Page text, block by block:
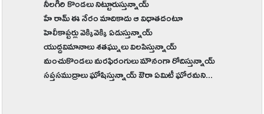
నీలగిరి కొండలు నిట్టూరుస్తున్నాయ్
హే రామ్ ఈ నేరం మాదికాదు ఆ విధాతదంటూ
హెలీకాప్టర్లు వెక్కివెక్కి ఏడుస్తున్నాయ్
యుద్దవిమానాలు శతఘ్నులు విలపిస్తున్నాయ్
మంచుకొండలు మరఫిరంగులు మౌనంగా రోదిస్తున్నాయ్
సప్తసముద్రాలు ఘోషిస్తున్నాయ్ ఔరా ఏమిటీ ఘోరమని...